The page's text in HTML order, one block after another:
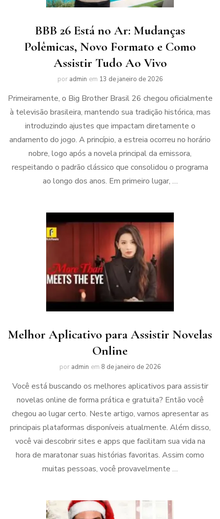
BBB 26 Está no Ar: Mudanças
Polêmicas, Novo Formato e Como
Assistir Tudo Ao Vivo
por admin em 13 de janeiro de 2026
Primeiramente, o Big Brother Brasil 26 chegou oficialmente
à televisão brasileira, mantendo sua tradição histórica, mas
introduzindo ajustes que impactam diretamente o
andamento do jogo. A princípio, a estreia ocorreu no horário
nobre, logo após a novela principal da emissora,
respeitando o padrão clássico que consolidou o programa
ao longo dos anos. Em primeiro lugar, …
Melhor Aplicativo para Assistir Novelas
Online
por admin em 8 de janeiro de 2026
Você está buscando os melhores aplicativos para assistir
novelas online de forma prática e gratuita? Então você
chegou ao lugar certo. Neste artigo, vamos apresentar as
principais plataformas disponíveis atualmente. Além disso,
você vai descobrir sites e apps que facilitam sua vida na
hora de maratonar suas histórias favoritas. Assim como
muitas pessoas, você provavelmente …